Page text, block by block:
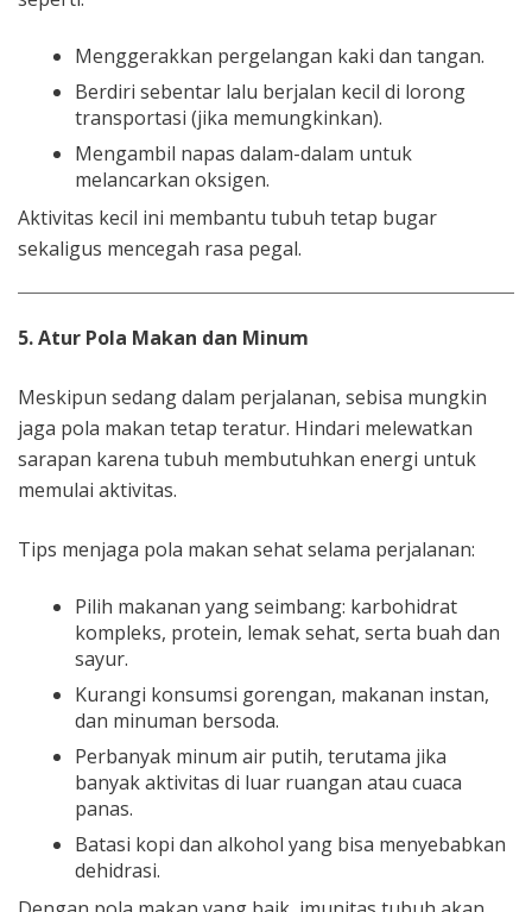
Menggerakkan pergelangan kaki dan tangan.
Berdiri sebentar lalu berjalan kecil di lorong
transportasi (jika memungkinkan).
Mengambil napas dalam-dalam untuk
melancarkan oksigen.
Aktivitas kecil ini membantu tubuh tetap bugar
sekaligus mencegah rasa pegal.
5. Atur Pola Makan dan Minum
Meskipun sedang dalam perjalanan, sebisa mungkin
jaga pola makan tetap teratur. Hindari melewatkan
sarapan karena tubuh membutuhkan energi untuk
memulai aktivitas.
Tips menjaga pola makan sehat selama perjalanan:
Pilih makanan yang seimbang: karbohidrat
kompleks, protein, lemak sehat, serta buah dan
sayur.
Kurangi konsumsi gorengan, makanan instan,
dan minuman bersoda.
Perbanyak minum air putih, terutama jika
banyak aktivitas di luar ruangan atau cuaca
panas.
Batasi kopi dan alkohol yang bisa menyebabkan
dehidrasi.